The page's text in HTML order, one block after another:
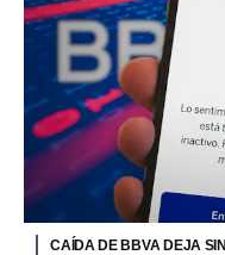
CAÍDA DE BBVA DEJA